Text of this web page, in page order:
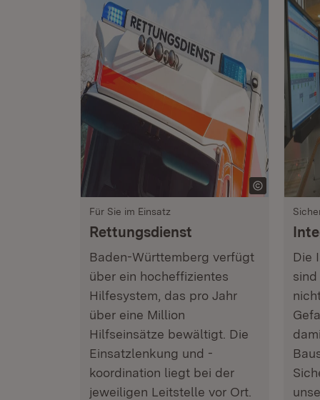
Für Sie im Einsatz
Rettungsdienst
Baden-Württemberg verfügt
über ein hocheffizientes
Hilfesystem, das pro Jahr
über eine Million
Hilfseinsätze bewältigt. Die
Einsatzlenkung und -
koordination liegt bei der
jeweiligen Leitstelle vor Ort.
Die